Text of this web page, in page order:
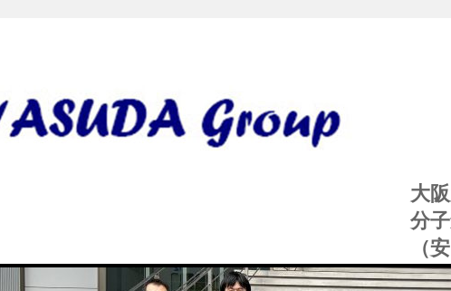
大
分
（